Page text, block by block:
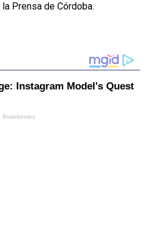
Prensa de Córdoba.